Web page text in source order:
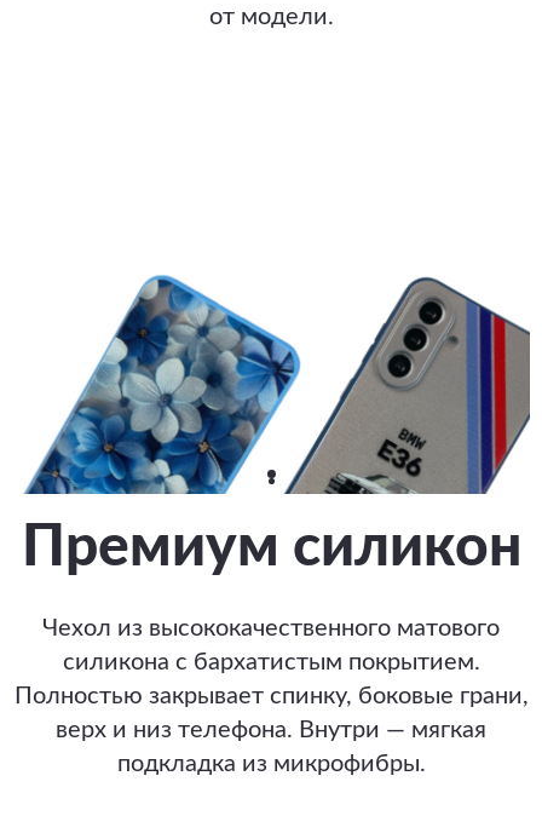
от модели.
Премиум силикон
Чехол из высококачественного матового
силикона с бархатистым покрытием.
Полностью закрывает спинку, боковые грани,
верх и низ телефона. Внутри — мягкая
подкладка из микрофибры.